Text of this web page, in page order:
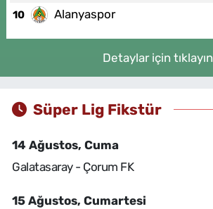
10 Alanyaspor
Detaylar için tıklayın
Süper Lig Fikstür
14 Ağustos, Cuma
Galatasaray - Çorum FK
15 Ağustos, Cumartesi